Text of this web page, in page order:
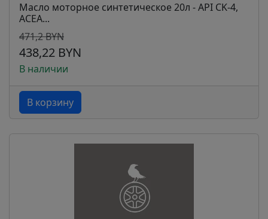
Масло моторное синтетическое 20л - API CK-4,
ACEA...
471,2 BYN
438,22 BYN
В наличии
В корзину